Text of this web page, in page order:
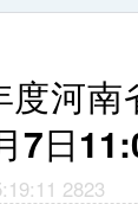
度河
7日
2823